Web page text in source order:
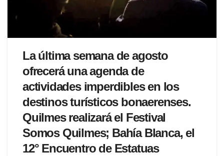
La última semana de agosto
ofrecerá una agenda de
actividades imperdibles en los
destinos turísticos bonaerenses.
Quilmes realizará el Festival
Somos Quilmes; Bahía Blanca, el
12° Encuentro de Estatuas